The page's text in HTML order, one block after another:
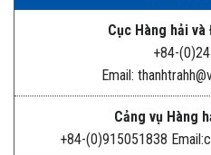
Cục Hàng hải và
+84-
Email:
Cảng vụ Hàng
+84-(0)915051838